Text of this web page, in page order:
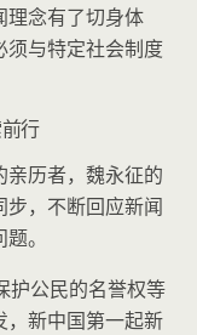
理念有了切身体
须与特定社会制度
行
历者，魏永征的
，不断回应新闻
。
护公民的名誉权等
，新中国第一起新